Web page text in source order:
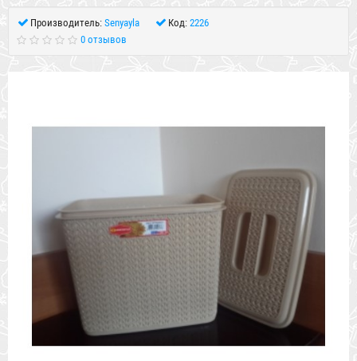
Производитель: Senyayla Код: 2226
0 отзывов